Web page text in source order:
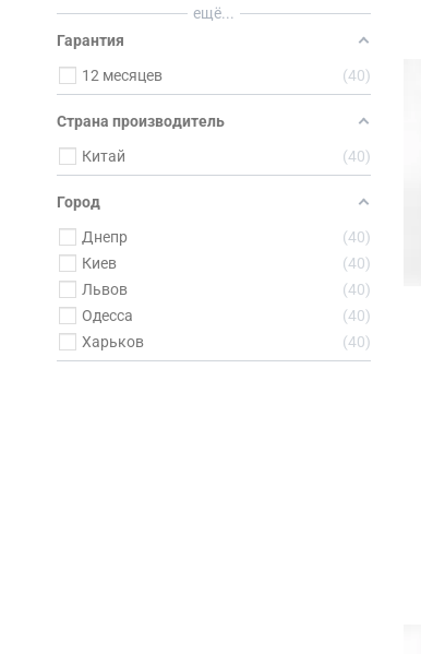
ещё...
Гарантия
12 месяцев
40
Страна производитель
Китай
40
Город
Днепр
40
Киев
40
Львов
40
Одесса
40
Харьков
40